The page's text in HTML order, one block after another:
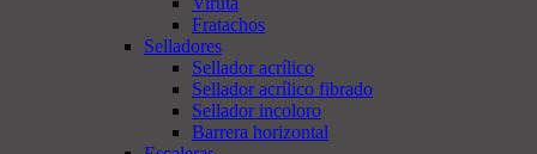
Fratachos
Selladores
Sellador acrílico
Sellador acrílico fibrado
Sellador incoloro
Barrera horizontal